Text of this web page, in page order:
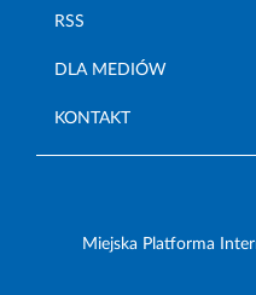
RSS
DLA MEDIÓW
KONTAKT
Miejska Platforma